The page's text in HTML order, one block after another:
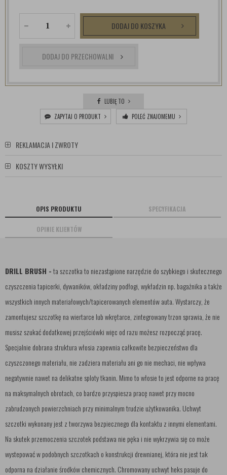
DODAJ DO KOSZYKA
DODAJ DO PRZECHOWALNI
LUBIĘ TO
ZAPYTAJ O PRODUKT
POLEĆ ZNAJOMEMU
REKLAMACJA I ZWROTY
KOSZTY WYSYŁKI
OPIS PRODUKTU SPECYFIKACJA
OPINIE KLIENTÓW
DRILL BRUSH -ta szczotka to niezastąpione narzędzie do szybkiego i skutecznego
czyszczenia tapicerki, dywaników, okładziny podłogi, wykładzin np. bagażnika a także
wszystkich innych materiałowych/tapicerowanych elementów auta. Wystarczy, że
zamontujesz szczotkę na wiertarce lub wkrętarce, zintegrowany trzon sprawia, że nie
musisz szukać dodatkowej przejściówki więc od razu możesz rozpocząć pracę.
Specjalnie dobrana struktura włosia zapewnia całkowite bezpieczeństwo dla
czyszczonego materiału, nie zadziera materiału ani go nie mechaci, nie wpływa
negatywnie nawet na delikatne sploty tkanin. Mimo to włosie to jest odporne na pracę
na maksymalnych obrotach, co bardzo przyspiesza pracę nawet przy mocno
zabrudzonych powierzchniach przy minimalnym trudzie użytkowanika. Uchwyt
szczotki wykonany jest z tworzywa bezpiecznego dla kontaktu z innymi elementami.
Na skutek przemoczenia szczotek podstawa nie pęka i nie wykrzywia się co może
wystepować w podobnych szczotkach o konstrukcji drewnianej, która nie jest tak
odporna na działanie środków chemicznych. Chromowany uchwyt heks pasuje do